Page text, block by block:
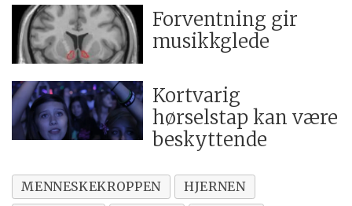
Forventning gir
musikkglede
Kortvarig
hørselstap kan være
beskyttende
MENNESKEKROPPEN
HJERNEN